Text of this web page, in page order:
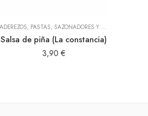
,LEGUMBRES, GRANOS Y SECOS
ADEREZOS, PASTAS, SAZONADORES Y CONDIMENTOS
Salsa de piña (La constancia)
3,90 €